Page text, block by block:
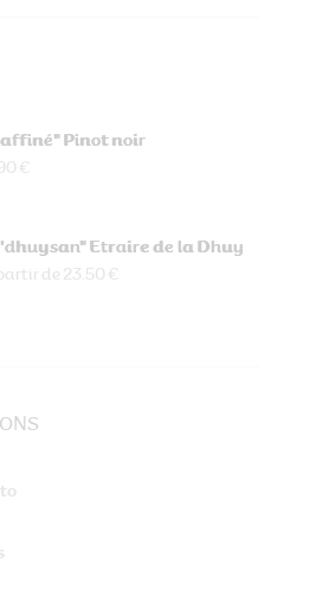
Pinot noir
€
Etraire de la Dhuy
de 23.50 €